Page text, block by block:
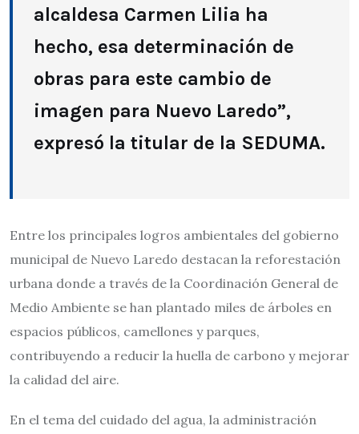
alcaldesa Carmen Lilia ha
hecho, esa determinación de
obras para este cambio de
imagen para Nuevo Laredo”,
expresó la titular de la SEDUMA.
Entre los principales logros ambientales del gobierno
municipal de Nuevo Laredo destacan la reforestación
urbana donde a través de la Coordinación General de
Medio Ambiente se han plantado miles de árboles en
espacios públicos, camellones y parques,
contribuyendo a reducir la huella de carbono y mejorar
la calidad del aire.
En el tema del cuidado del agua, la administración